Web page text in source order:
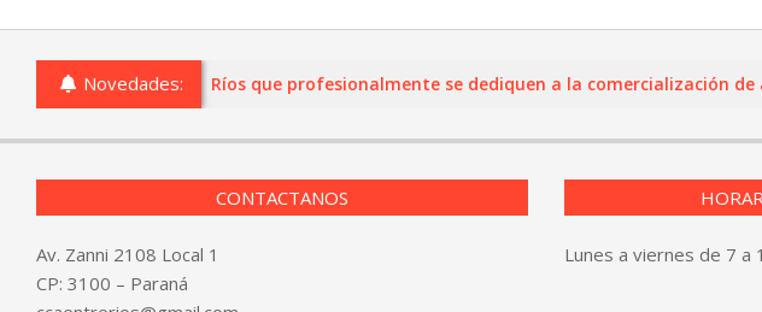
Novedades:
comercios de Entre Ríos que profesionalmente se dediquen a la comercialización de
CONTACTANOS
Av. Zanni 2108 Local 1
CP: 3100 – Paraná
Lunes a viernes de 7 a